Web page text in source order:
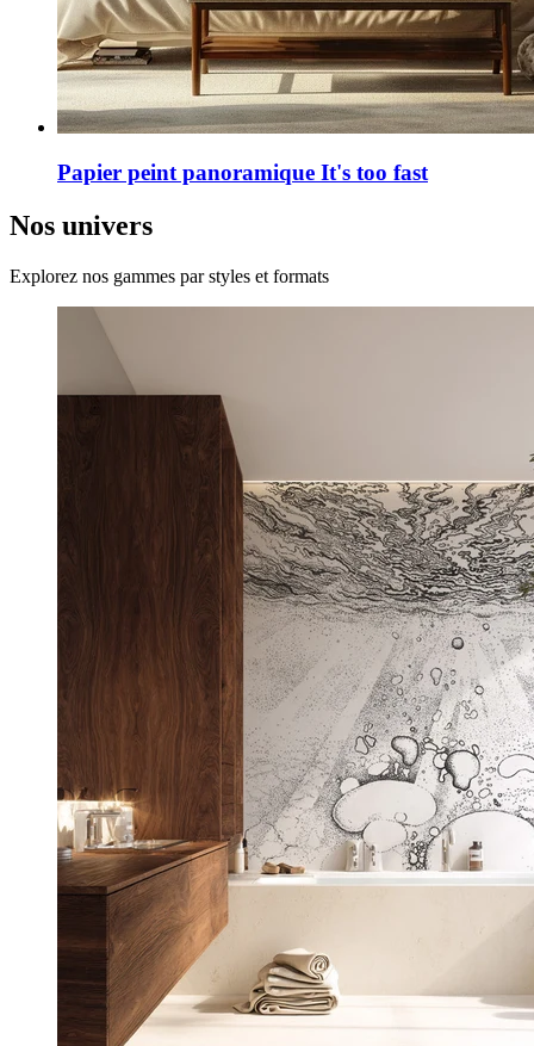
Papier peint panoramique It's too fast
Nos univers
Explorez nos gammes par styles et formats